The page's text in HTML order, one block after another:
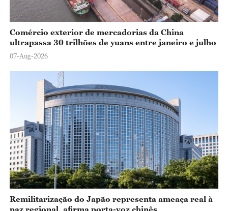
Comércio exterior de mercadorias da China
ultrapassa 30 trilhões de yuans entre janeiro e julho
07-Aug-2026
Remilitarização do Japão representa ameaça real à
paz regional, afirma porta-voz chinês